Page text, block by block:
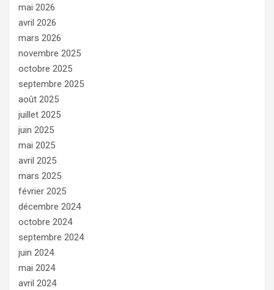
mai 2026
avril 2026
mars 2026
novembre 2025
octobre 2025
septembre 2025
août 2025
juillet 2025
juin 2025
mai 2025
avril 2025
mars 2025
février 2025
décembre 2024
octobre 2024
septembre 2024
juin 2024
mai 2024
avril 2024